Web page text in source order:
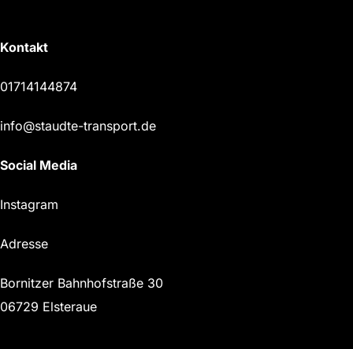
Kontakt
01714144874
info@staudte-transport.de
Social Media
Instagram
Adresse
Bornitzer Bahnhofstraße 30
06729 Elsteraue